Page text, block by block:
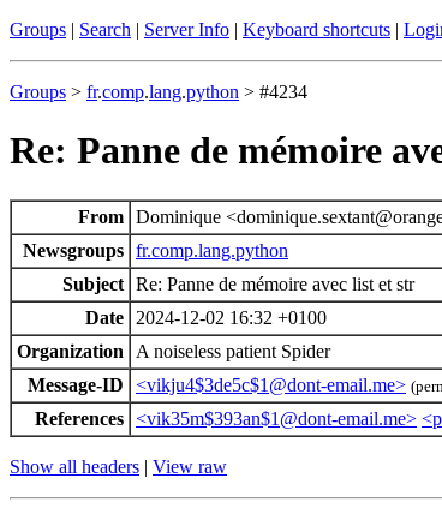
Groups | Search | Server Info | Keyboard shortcuts |
Groups > fr.comp.lang.python > #4234
Re: Panne de mémoire
From Dominique
Newsgroups fr.comp.lang.python
Subject Re: Panne de mémoire avec list et str
Date
2024-12-02 16:32 +0100
Organization
A noiseless patient Spider
Message-ID
<vikju4$3de5c$1@dont-email.me>
References <vik35m$393an$1@dont-email.me>
Show all headers | View raw